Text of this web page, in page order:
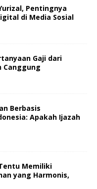
Pentingnya
di Media Sosial
Gaji dari
Canggung
Berbasis
Apakah Ijazah
Memiliki
yang Harmonis,